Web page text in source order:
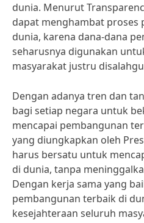
dunia. Menurut
dapat menghambat proses
dunia, karena dana-dana
seharusnya digunakan
masyarakat justru
Dengan adanya tren dan
bagi setiap negara untuk
mencapai pembangunan
yang diungkapkan oleh
harus bersatu untuk
di dunia, tanpa
Dengan kerja sama yang
pembangunan terbaik di
kesejahteraan seluruh